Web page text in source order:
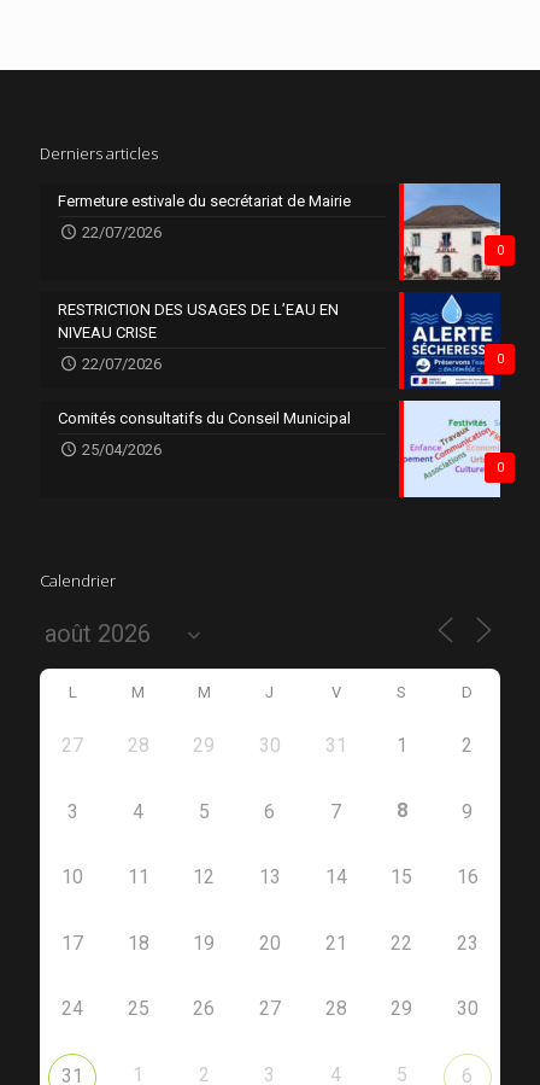
Derniers articles
0
Fermeture estivale du secrétariat de Mairie
22/07/2026
0
RESTRICTION DES USAGES DE L’EAU EN
NIVEAU CRISE
22/07/2026
0
Comités consultatifs du Conseil Municipal
25/04/2026
Calendrier
L M M J V S D
27 28 29 30 31 1 2
3 4 5 6 7 8 9
10 11 12 13 14 15 16
17 18 19 20 21 22 23
24 25 26 27 28 29 30
31 1 2 3 4 5 6